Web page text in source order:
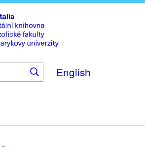
to
main
content
English
KontaktDigitalia